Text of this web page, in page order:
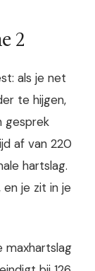
2
als je net
te hijgen,
gesprek
af van 220
hartslag.
je zit in je